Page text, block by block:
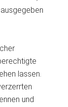
lassen.
und